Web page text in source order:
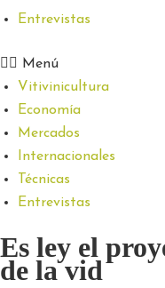
Entrevistas
Menú
Vitivinicultura
Economía
Mercados
Internacionales
Técnicas
Entrevistas
Es ley el
de la vid